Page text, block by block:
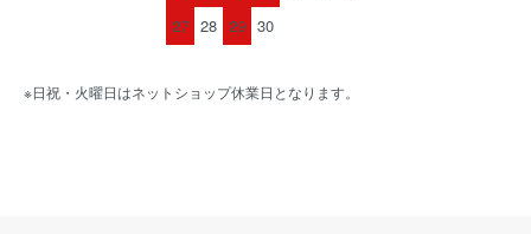
27 28 29 30
※日祝・火曜日はネットショップ休業日となります。